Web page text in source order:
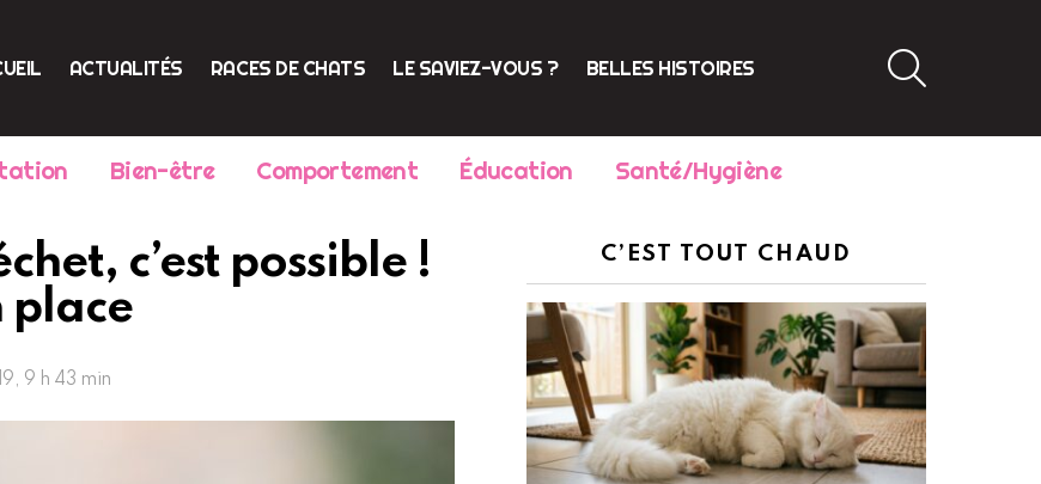
ACTUALITÉS RACES DE CHATS LE SAVIEZ-VOUS ? BELLES HISTOIRES
Bien-être Comportement Éducation Santé/Hygiène
c’est possible !
place
9 h 43 min
C’EST TOUT CHAUD